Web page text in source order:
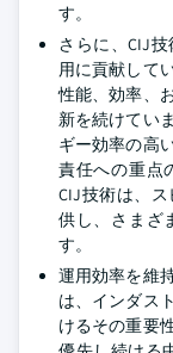
す。
さらに、CIJ
用に貢献して
性能、効率、
新を続けてい
ギー効率の高
責任への重点
CIJ技術は、
供し、さまざ
す。
運用効率を維
は、インダス
けるその重要